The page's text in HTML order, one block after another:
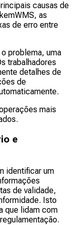
causas de
as
de erro entre
problema, uma
trabalhadores
detalhes de
de
mais
e
identificar um
de validade,
Isto
que lidam com